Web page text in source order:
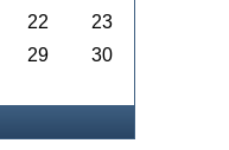
22
23
29
30